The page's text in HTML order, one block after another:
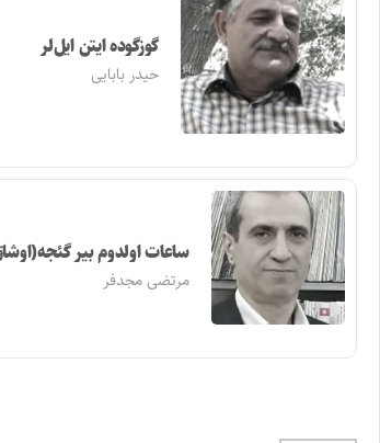
گوزگوده ایتن ایل‌لر
حیدر بابایی
ساعات اولدوم بیر
مرتضی مجدفر